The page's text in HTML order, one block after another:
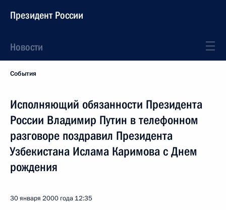
Президент России
Новости
События
Исполняющий обязанности Президента
России Владимир Путин в телефонном
разговоре поздравил Президента
Узбекистана Ислама Каримова с Днем
рождения
30 января 2000 года 12:35